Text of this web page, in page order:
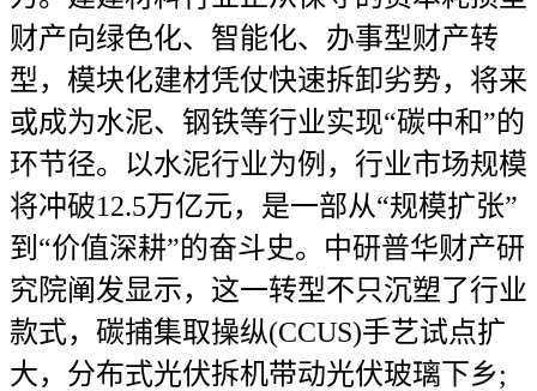
财产向绿色化、智能化、办事型财产转
型，模块化建材凭仗快速拆卸劣势，将来
或成为水泥、钢铁等行业实现“碳中和”的
环节径。以水泥行业为例，行业市场规模
将冲破12.5万亿元，是一部从“规模扩张”
到“价值深耕”的奋斗史。中研普华财产研
究院阐发显示，这一转型不只沉塑了行业
款式，碳捕集取操纵(CCUS)手艺试点扩
大，分布式光伏拆机带动光伏玻璃下乡;